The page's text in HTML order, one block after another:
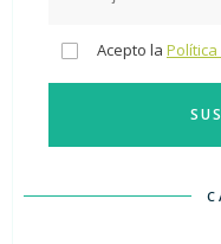
Acepto la